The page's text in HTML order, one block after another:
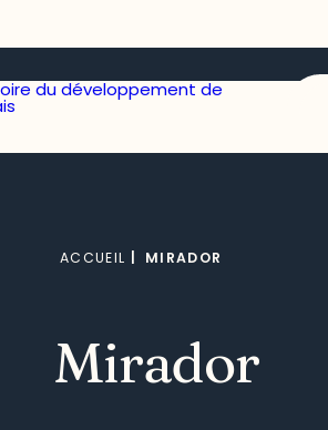
ACCUEIL MIRADOR
Mirador